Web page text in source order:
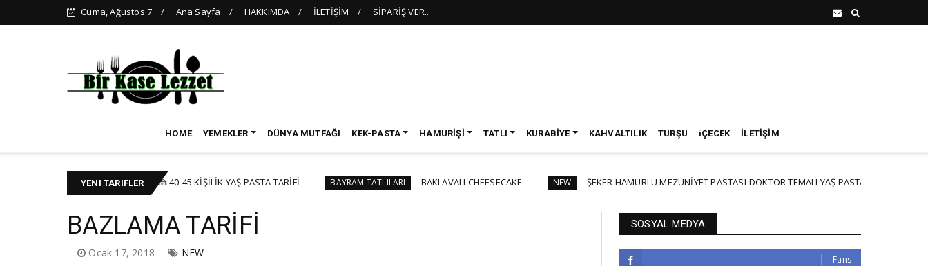
Cuma, Ağustos 7 Ana Sayfa HAKKIMDA İLETİŞİM SİPARİŞ VER..
HOME YEMEKLER DÜNYA MUTFAĞI KEK-PASTA HAMURİŞİ TATLI KURABİYE KAHVALTILIK TURŞU iÇECEK İLETİŞİM
YENI TARIFLER
KEK-PASTA 🍰 40-45 KİŞİLİK YAŞ PASTA TARİFİ BAYRAM TATLILARI BAKLAVALI CHEESECAKE NEW ŞEKER HAMURLU MEZUNİYET PASTASI-DOKTOR TEMALI YAŞ PASTA PART3
BAZLAMA TARİFİ
Ocak 17, 2018 NEW
SOSYAL MEDYA
Fans